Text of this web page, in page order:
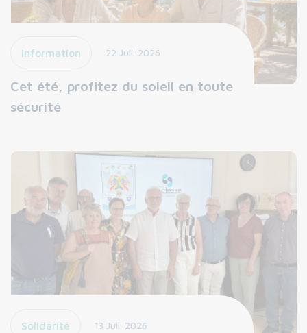
Information 22 Juil. 2026
Cet été, profitez du soleil en toute
sécurité
Solidarité 13 Juil. 2026